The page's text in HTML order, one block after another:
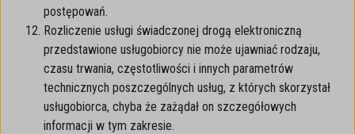
postępowań.
Rozliczenie usługi świadczonej drogą elektroniczną
przedstawione usługobiorcy nie może ujawniać rodzaju,
czasu trwania, częstotliwości i innych parametrów
technicznych poszczególnych usług, z których skorzystał
usługobiorca, chyba że zażądał on szczegółowych
informacji w tym zakresie.